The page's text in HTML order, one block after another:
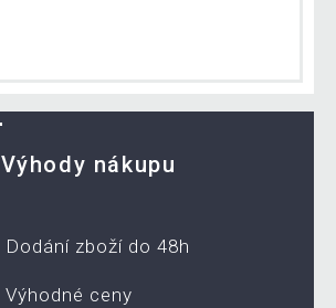
Výhody nákupu
Dodání zboží do 48h
Výhodné ceny